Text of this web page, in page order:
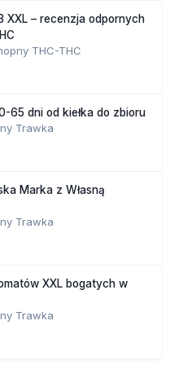
XXL – recenzja odpornych
THC-THC
65 dni od kiełka do zbioru
Trawka
Marka z Własną
Trawka
XXL bogatych w
Trawka